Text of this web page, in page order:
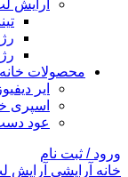
آرایش
محصولات خانه
ایر
اسپری
عود
ورود / ثبت نام
خانه آرایشی آرایش